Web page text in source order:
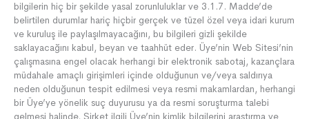
bilgilerin hiç bir şekilde yasal zorunluluklar ve 3.1.7. Madde’de
belirtilen durumlar hariç hiçbir gerçek ve tüzel özel veya idari kurum
ve kuruluş ile paylaşılmayacağını, bu bilgileri gizli şekilde
saklayacağını kabul, beyan ve taahhüt eder. Üye’nin Web Sitesi’nin
çalışmasına engel olacak herhangi bir elektronik sabotaj, kazançlara
müdahale amaçlı girişimleri içinde olduğunun ve/veya saldırıya
neden olduğunun tespit edilmesi veya resmi makamlardan, herhangi
bir Üye’ye yönelik suç duyurusu ya da resmi soruşturma talebi
gelmesi halinde, Şirket ilgili Üye’nin kimlik bilgilerini araştırma ve